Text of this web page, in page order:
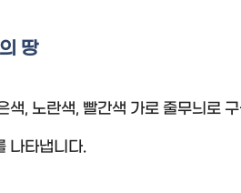
땅
색, 노란색, 빨간색 가로 줄무늬로
나타냅니다.